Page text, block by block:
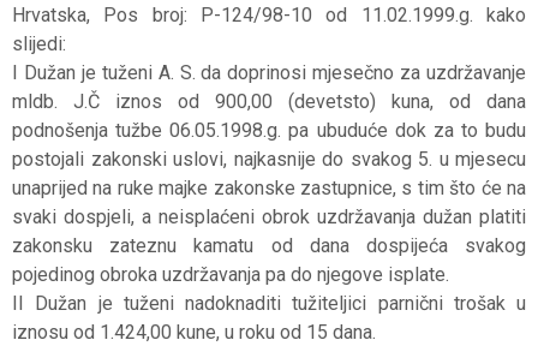
Hrvatska, Pos broj: P-124/98-10 od 11.02.1999.g. kako
slijedi:
I Dužan je tuženi A. S. da doprinosi mjesečno za uzdržavanje
mldb. J.Č iznos od 900,00 (devetsto) kuna, od dana
podnošenja tužbe 06.05.1998.g. pa ubuduće dok za to budu
postojali zakonski uslovi, najkasnije do svakog 5. u mjesecu
unaprijed na ruke majke zakonske zastupnice, s tim što će na
svaki dospjeli, a neisplaćeni obrok uzdržavanja dužan platiti
zakonsku zateznu kamatu od dana dospijeća svakog
pojedinog obroka uzdržavanja pa do njegove isplate.
II Dužan je tuženi nadoknaditi tužiteljici parnični trošak u
iznosu od 1.424,00 kune, u roku od 15 dana.